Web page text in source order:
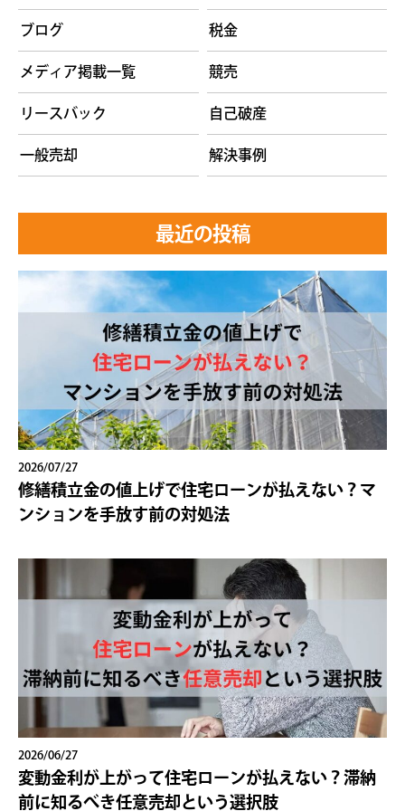
ブログ
メディア掲載一覧
リースバック
一般売却
税金
競売
自己破産
解決事例
最近の投稿
2026/07/27
修繕積立金の値上げで住宅ローンが払えない？マ
ンションを手放す前の対処法
2026/06/27
変動金利が上がって住宅ローンが払えない？滞納
前に知るべき任意売却という選択肢